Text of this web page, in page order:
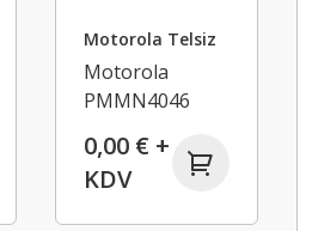
Motorola Telsiz
Motorola
PMMN4046
0,00 € +
KDV